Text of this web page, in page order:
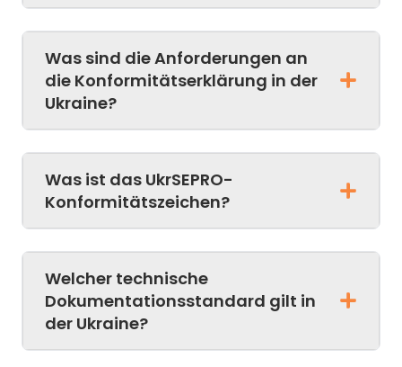
Was sind die Anforderungen an
die Konformitätserklärung in der
Ukraine?
Was ist das UkrSEPRO-
Konformitätszeichen?
Welcher technische
Dokumentationsstandard gilt in
der Ukraine?